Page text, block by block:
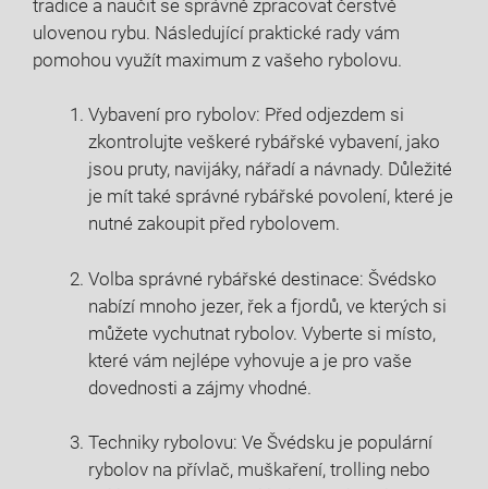
⁣tradice a naučit‍ se ‍správně zpracovat čerstvě
‌ulovenou rybu. Následující praktické rady vám
pomohou využít maximum ‍z vašeho ⁢rybolovu.
Vybavení pro rybolov: Před odjezdem si
zkontrolujte veškeré‍ rybářské vybavení, jako
jsou pruty, navijáky, nářadí a návnady. ⁢Důležité
je mít⁢ také ‍správné rybářské povolení,⁤ které je
nutné zakoupit před rybolovem.
Volba správné rybářské destinace: ‌Švédsko‌
nabízí ‌mnoho jezer,⁤ řek a fjordů, ve kterých si
můžete ⁣vychutnat rybolov. ‌Vyberte ⁣si místo,
které vám nejlépe vyhovuje a je pro ⁤vaše
dovednosti a zájmy vhodné.
Techniky ⁤rybolovu: Ve Švédsku je ⁢populární
rybolov na přívlač, muškaření, trolling nebo